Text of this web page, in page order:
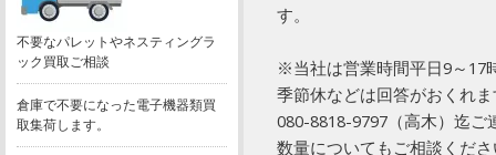
す。
※当社は営業時間平日9～17
季節休などは回答がおくれ
080-8818-9797（高木）迄ご
数量についてもご相談くだ
不要なパレットやネスティングラ
ック買取ご相談
倉庫で不要になった電子機器類買
取集荷します。